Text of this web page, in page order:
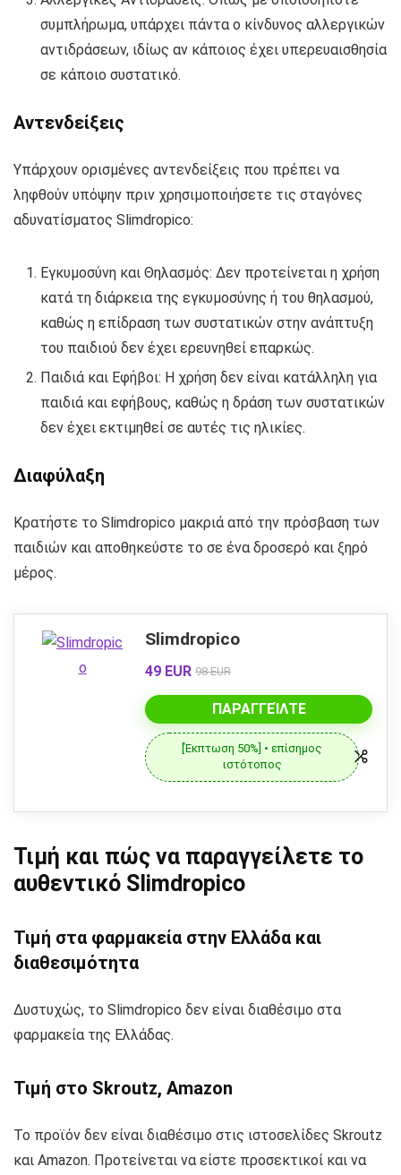
συμπλήρωμα, υπάρχει πάντα ο κίνδυνος αλλεργικών
αντιδράσεων, ιδίως αν κάποιος έχει υπερευαισθησία
σε κάποιο συστατικό.
Αντενδείξεις
Υπάρχουν ορισμένες αντενδείξεις που πρέπει να
ληφθούν υπόψην πριν χρησιμοποιήσετε τις σταγόνες
αδυνατίσματος Slimdropico:
Εγκυμοσύνη και Θηλασμός: Δεν προτείνεται η χρήση
κατά τη διάρκεια της εγκυμοσύνης ή του θηλασμού,
καθώς η επίδραση των συστατικών στην ανάπτυξη
του παιδιού δεν έχει ερευνηθεί επαρκώς.
Παιδιά και Εφήβοι: Η χρήση δεν είναι κατάλληλη για
παιδιά και εφήβους, καθώς η δράση των συστατικών
δεν έχει εκτιμηθεί σε αυτές τις ηλικίες.
Διαφύλαξη
Κρατήστε το Slimdropico μακριά από την πρόσβαση των
παιδιών και αποθηκεύστε το σε ένα δροσερό και ξηρό
μέρος.
Slimdropico
49 EUR 98 EUR
ΠΑΡΑΓΓΕΊΛΤΕ
[Έκπτωση 50%] • επίσημος
ιστότοπος
Τιμή και πώς να παραγγείλετε το
αυθεντικό Slimdropico
Τιμή στα φαρμακεία στην Ελλάδα και
διαθεσιμότητα
Δυστυχώς, το Slimdropico δεν είναι διαθέσιμο στα
φαρμακεία της Ελλάδας.
Τιμή στο Skroutz, Amazon
Το προϊόν δεν είναι διαθέσιμο στις ιστοσελίδες Skroutz
και Amazon. Προτείνεται να είστε προσεκτικοί και να